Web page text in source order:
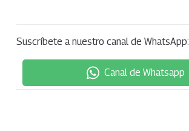
Suscríbete a nuestro canal de WhatsApp:
Canal de Whatsapp